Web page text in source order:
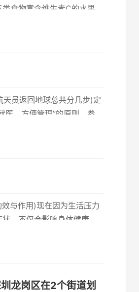
食物富含维生素C的水果维
员返回地球总共分几步)定
、方便管理”的原则，参保
与作用)现在因为生活压力
，不仅会影响身体健康，
龙岗区在2个街道划